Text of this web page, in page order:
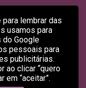
lembrar das
usamos para
do Google
pessoais para
publicitárias.
ao clicar “quero
em “aceitar”.
LTDA
&Baruk Soft